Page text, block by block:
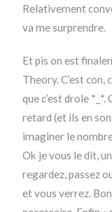
Relativement
va me surprendre.
Et pis on est
Theory. C’est con,
que c’est drole
retard (et ils en
imaginer le nombre
Ok je vous le dit,
regardez, passez
et vous verrez.